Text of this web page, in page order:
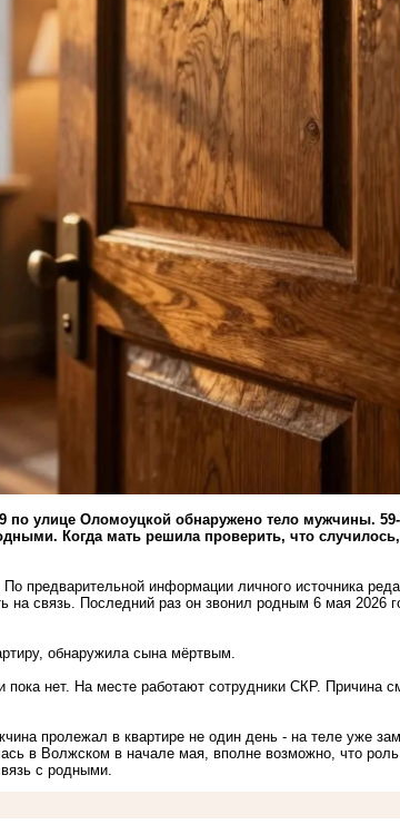
улице Оломоуцкой обнаружено тело мужчины. 59-
Когда мать решила проверить, что
предварительной информации личного источника
на связь. Последний раз он звонил родным 6 мая 2026
обнаружила сына мёртвым.
нет. На месте работают сотрудники СКР. Причина
пролежал в квартире не один день - на теле уже
в Волжском в начале мая, вполне возможно, что
с родными.